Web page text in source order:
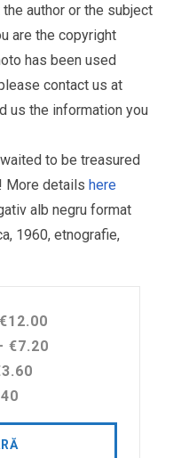
author or the subject
are the copyright
has been used
contact us at
us the information you
to be treasured
More details here
alb negru format
1960, etnografie,
€12.00
€7.20